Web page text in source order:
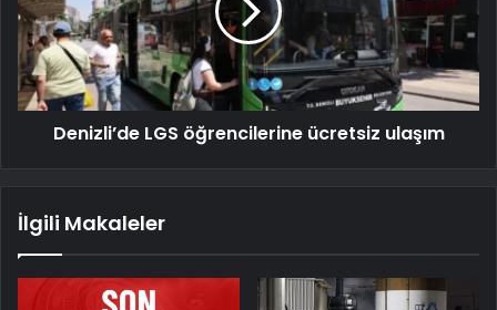
Denizli’de LGS öğrencilerine ücretsiz ulaşım
İlgili Makaleler